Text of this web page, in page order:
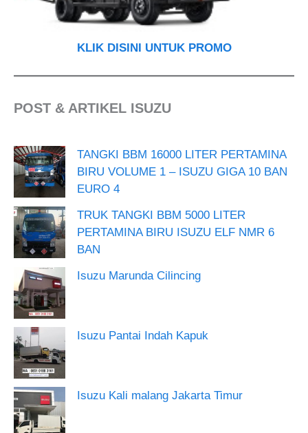
KLIK DISINI UNTUK PROMO
POST & ARTIKEL ISUZU
TANGKI BBM 16000 LITER PERTAMINA
BIRU VOLUME 1 – ISUZU GIGA 10 BAN
EURO 4
TRUK TANGKI BBM 5000 LITER
PERTAMINA BIRU ISUZU ELF NMR 6
BAN
Isuzu Marunda Cilincing
Isuzu Pantai Indah Kapuk
Isuzu Kali malang Jakarta Timur